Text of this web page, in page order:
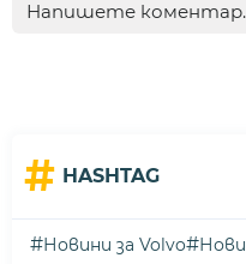
# HASHTAG
#Новини за Volvo#